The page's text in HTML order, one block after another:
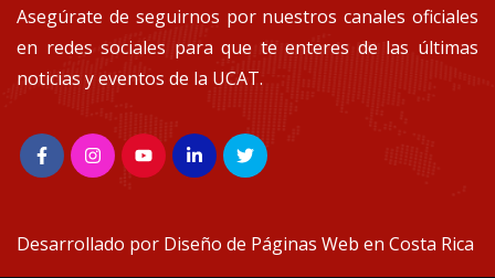
Asegúrate de seguirnos por nuestros canales oficiales
en redes sociales para que te enteres de las últimas
noticias y eventos de la UCAT.
Desarrollado por Diseño de Páginas Web en Costa Rica